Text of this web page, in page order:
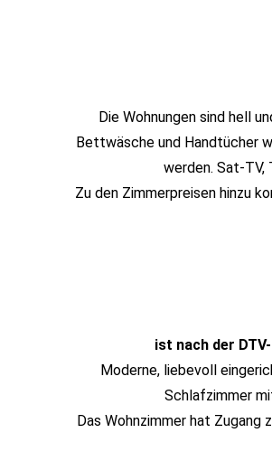
Die Wohnungen sind hell
Bettwäsche und Handtücher
werden. Sat-TV,
Zu den Zimmerpreisen hinzu
ist nach der
Moderne, liebevoll
Schlafzimmer
Das Wohnzimmer hat